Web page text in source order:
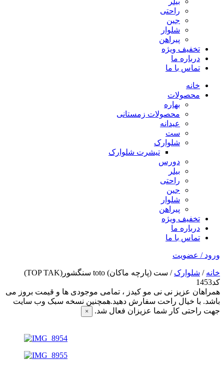
راحتی
جین
شلوار
پیراهن
تخفیف ویژه
درباره ما
تماس با ما
خانه
محصولات
بهاره
محصولات زمستانی
عیدانه
ست
شلوارک
تیشرت شلوارک
دورس
بیلر
راحتی
جین
شلوار
پیراهن
تخفیف ویژه
درباره ما
تماس با ما
ورود / عضویت
خانه / شلوارک
/ ست (پارچه ماکان) toto سنگشور(TOP TAK)
کد1453
همراهان عزیز نی نی مو کیدز ، تمامی موجودی ها و قیمت بروز می
باشد. با خیال راحت سفارش دهید.همچنین نسخه سبک وب سایت
جهت راحتی کار شما عزیزان فعال شد.
×